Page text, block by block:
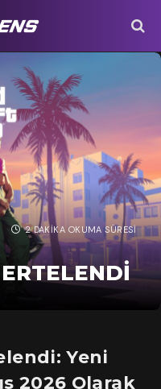
2 DAKIKA OKUMA SÜRESI
Yeni
2026 Olarak